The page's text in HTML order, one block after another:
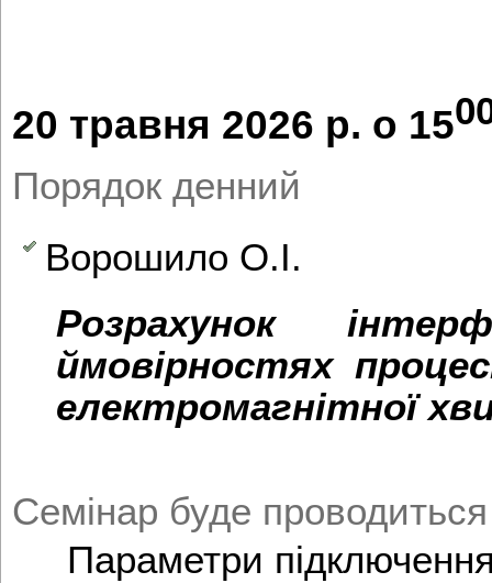
20 травня 2026 р. о 15
Порядок денний
Ворошило О.І.
Розрахунок
ймовірностях
електромагнітної
Семінар буде
Параметри